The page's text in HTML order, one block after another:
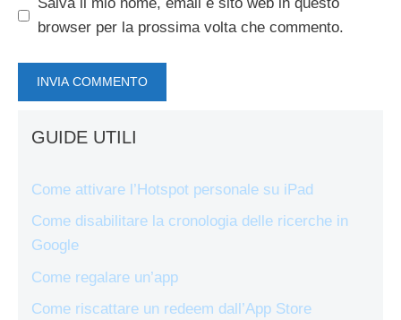
browser per la prossima volta che commento.
GUIDE UTILI
Come attivare l’Hotspot personale su iPad
Come disabilitare la cronologia delle ricerche in
Google
Come regalare un’app
Come riscattare un redeem dall’App Store